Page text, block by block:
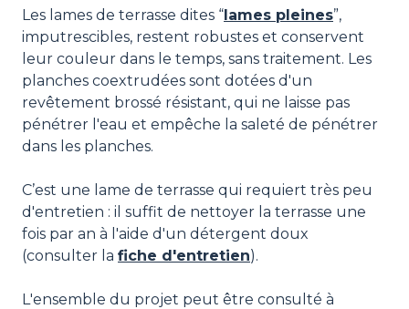
Les lames de terrasse dites “lames pleines”,
imputrescibles, restent robustes et conservent
leur couleur dans le temps, sans traitement. Les
planches coextrudées sont dotées d'un
revêtement brossé résistant, qui ne laisse pas
pénétrer l'eau et empêche la saleté de pénétrer
dans les planches.
C’est une lame de terrasse qui requiert très peu
d'entretien : il suffit de nettoyer la terrasse une
fois par an à l'aide d'un détergent doux
(consulter la fiche d'entretien).
L'ensemble du projet peut être consulté à